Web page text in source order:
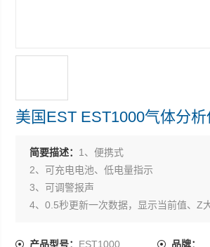
美国EST EST1000气体分析
简要描述： 1、便携式
2、可充电电池、低电量指示
3、可调警报声
4、0.5秒更新一次数据，显示当前值、Z
产品型号： EST1000 品牌：